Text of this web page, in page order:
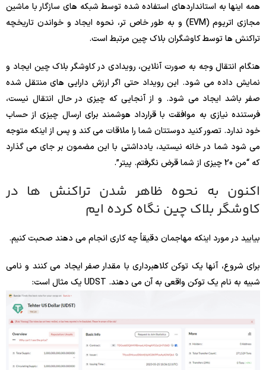
همه اینها به استانداردهای استفاده شده توسط شبکه های سازگار با ماشین
مجازی اتریوم (EVM) و به طور خاص تر، نحوه ایجاد و خواندن تاریخچه
تراکنش ها توسط کاوشگران بلاک چین مرتبط است.
هنگام انتقال وجه به صورت آنلاین، رویدادی در کاوشگر بلاک چین ایجاد و
نمایش داده می شود. این رویداد حتی اگر ارزش دارایی های منتقل شده
صفر باشد ایجاد می شود. و از آنجایی که چیزی در حال انتقال نیست،
فرستنده نیازی به موافقت با قرارداد هوشمند برای ارسال چیزی از حساب
خود ندارد. تصور کنید دوستتان شما را ملاقات می کند و پس از اینکه متوجه
می شود شما در خانه نیستید، یادداشتی با این مضمون بر جای می گذارد
که “من 20 چیزی از شما قرض نگرفتم. پیتر”.
اکنون به نحوه ظاهر شدن تراکنش ها در
کاوشگر بلاک چین نگاه کرده ایم
بیایید در مورد اینکه مهاجمان دقیقاً چه کاری انجام می دهند صحبت کنیم.
برای شروع، آنها یک توکن کلاهبرداری با مقدار صفر ایجاد می کنند و نامی
شبیه به نام یک توکن واقعی به آن می دهند. UDST یک مثال است: